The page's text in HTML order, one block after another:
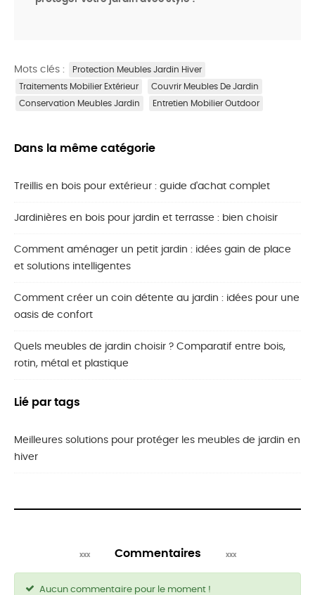
Mots clés :
Protection Meubles Jardin Hiver
Traitements Mobilier Extérieur
Couvrir Meubles De Jardin
Conservation Meubles Jardin
Entretien Mobilier Outdoor
Dans la même catégorie
Treillis en bois pour extérieur : guide d'achat complet
Jardinières en bois pour jardin et terrasse : bien choisir
Comment aménager un petit jardin : idées gain de place
et solutions intelligentes
Comment créer un coin détente au jardin : idées pour une
oasis de confort
Quels meubles de jardin choisir ? Comparatif entre bois,
rotin, métal et plastique
Lié par tags
Meilleures solutions pour protéger les meubles de jardin en
hiver
Commentaires
Aucun commentaire pour le moment !